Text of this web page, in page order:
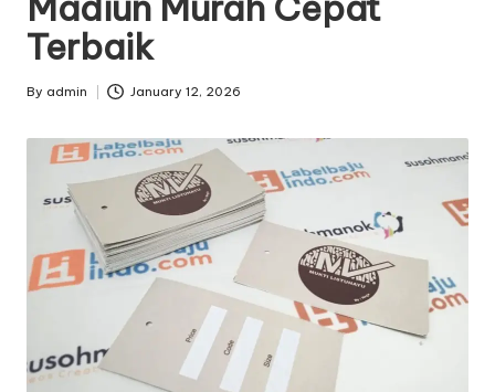
Terbaik
Posted
By admin January 12, 2026